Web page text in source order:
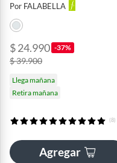
Por FALABELLA
$ 24.990 -37%
$ 39.900
Llega mañana
Retira mañana
(8)
Agregar